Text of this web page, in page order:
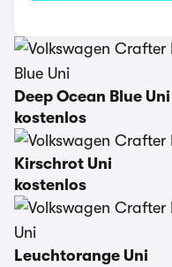
Deep Ocean Blue Uni
kostenlos
Kirschrot Uni
kostenlos
Leuchtorange Uni